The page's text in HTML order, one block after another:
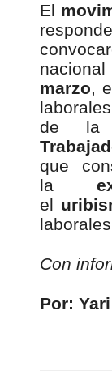
El
marzo,
de
que
la
el
Con
Por: